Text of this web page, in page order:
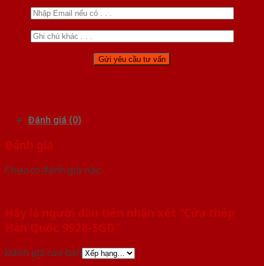
Đánh giá (0)
Đánh giá
Chưa có đánh giá nào.
Hãy là người đầu tiên nhận xét “Cửa thép
Hàn Quốc 9928-SGD”
Đánh giá của bạn